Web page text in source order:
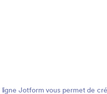
Jotform vous permet de